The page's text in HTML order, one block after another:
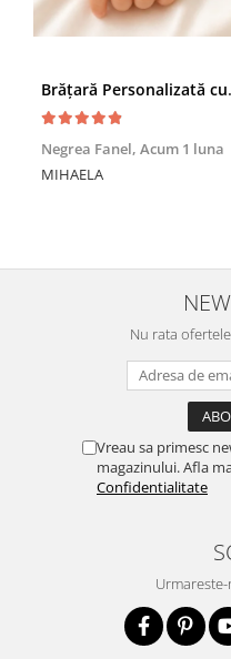
Brățară
Negrea Fanel, Acum 1 luna
MIHAELA
Nu rata
Vreau sa primesc
magazinului. Afla
Confidentialitate